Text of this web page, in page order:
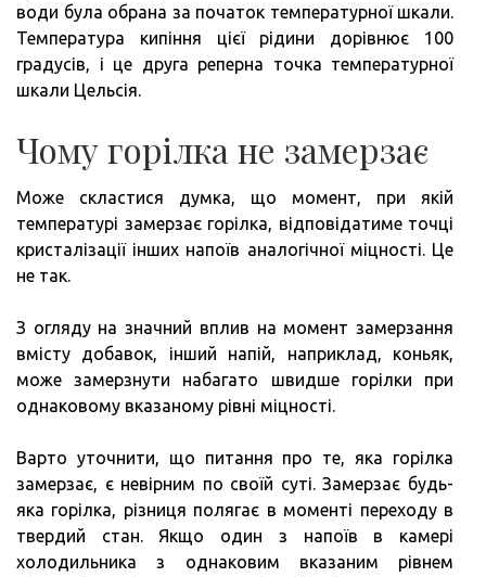
води була обрана за початок температурної шкали.
Температура кипіння цієї рідини дорівнює 100
градусів, і це друга реперна точка температурної
шкали Цельсія.
Чому горілка не замерзає
Може скластися думка, що момент, при якій
температурі замерзає горілка, відповідатиме точці
кристалізації інших напоїв аналогічної міцності. Це
не так.
З огляду на значний вплив на момент замерзання
вмісту добавок, інший напій, наприклад, коньяк,
може замерзнути набагато швидше горілки при
однаковому вказаному рівні міцності.
Варто уточнити, що питання про те, яка горілка
замерзає, є невірним по своїй суті. Замерзає будь-
яка горілка, різниця полягає в моменті переходу в
твердий стан. Якщо один з напоїв в камері
холодильника з однаковим вказаним рівнем